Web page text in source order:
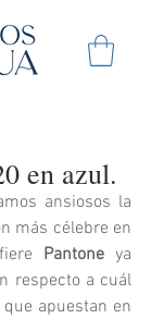
en azul.
ansiosos la
más célebre en
Pantone ya
respecto a cuál
apuestan en